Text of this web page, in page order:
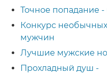
Точное попадание
Конкурс необычных
мужчин
Лучшие мужские
Прохладный душ -